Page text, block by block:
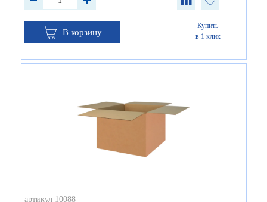
В корзину
Купить
в 1 клик
артикул 10088